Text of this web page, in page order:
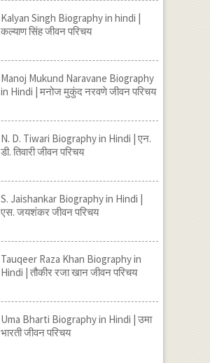
Kalyan Singh Biography in hindi |
कल्याण सिंह जीवन परिचय
Manoj Mukund Naravane Biography
in Hindi | मनोज मुकुंद नरवणे जीवन परिचय
N. D. Tiwari Biography in Hindi | एन.
डी. तिवारी जीवन परिचय
S. Jaishankar Biography in Hindi |
एस. जयशंकर जीवन परिचय
Tauqeer Raza Khan Biography in
Hindi | तौकीर रजा खान जीवन परिचय
Uma Bharti Biography in Hindi | उमा
भारती जीवन परिचय